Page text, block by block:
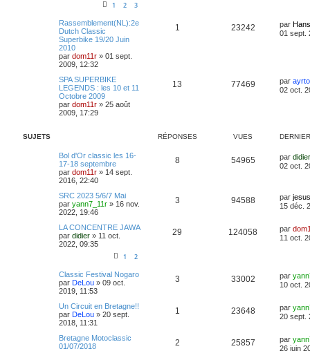
1 2 3
Rassemblement(NL):2e
Dutch Classic
Superbike 19/20 Juin
2010
par dom11r » 01 sept.
2009, 12:32
1 23242 par
01 sept.
SPA SUPERBIKE
LEGENDS : les 10 et 11
Octobre 2009
par dom11r » 25 août
2009, 17:29
13 77469 par
02 oct.
SUJETS RÉPONSES VUES
Bol d'Or classic les 16-
17-18 septembre
par dom11r » 14 sept.
2016, 22:40
8 54965 par didier
02 oct.
SRC 2023 5/6/7 Mai
par yann7_11r » 16 nov.
2022, 19:46
3 94588 par jesus
15 déc.
LA CONCENTRE JAWA
par didier » 11 oct.
2022, 09:35
1 2
29 124058 par
11 oct.
Classic Festival Nogaro
par DeLou » 09 oct.
2019, 11:53
3 33002 par
10 oct.
Un Circuit en Bretagne!!
par DeLou » 20 sept.
2018, 11:31
1 23648 par
20 sept.
Bretagne Motoclassic
01/07/2018
2 25857 par
26 juin